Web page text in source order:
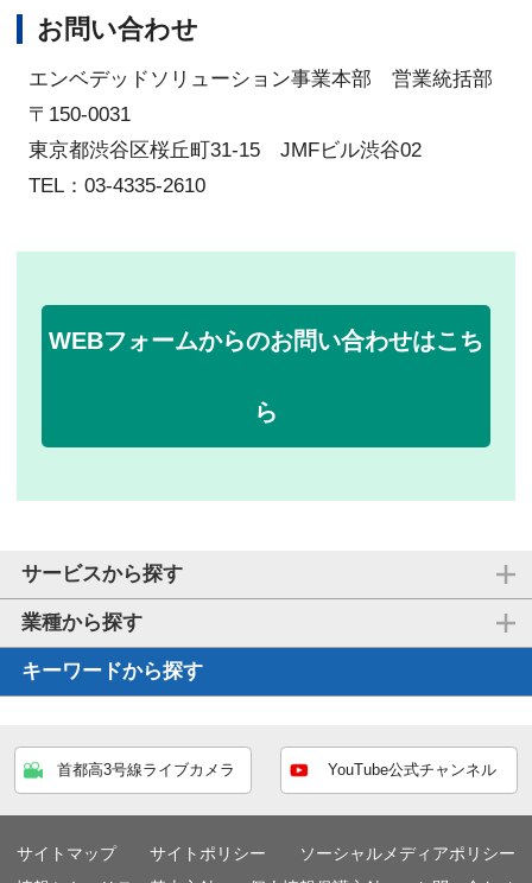
お問い合わせ
エンベデッドソリューション事業本部 営業統括部
〒150-0031
東京都渋谷区桜丘町31-15 JMFビル渋谷02
TEL：03-4335-2610
WEBフォームからのお問い合わせはこち
ら
サービスから探す
業種から探す
キーワードから探す
首都高3号線ライブカメラ YouTube公式チャンネル
サイトマップ サイトポリシー
ソーシャルメディアポリシー